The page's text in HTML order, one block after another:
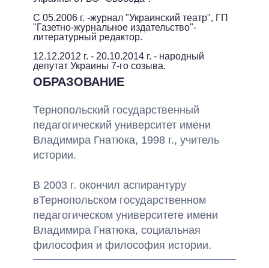
С 05.2006 г. -журнал "Украинский театр", ГП
"Газетно-журнальное издательство"-
литературный редактор.
12.12.2012 г. - 20.10.2014 г. - народный
депутат Украины 7-го созыва.
ОБРАЗОВАНИЕ
Тернопольский государственный
педагогический университет имени
Владимира Гнатюка, 1998 г., учитель
истории.
В 2003 г. окончил аспирантуру
вТернопольском государственном
педагогическом университете имени
Владимира Гнатюка, социальная
философия и философия истории.